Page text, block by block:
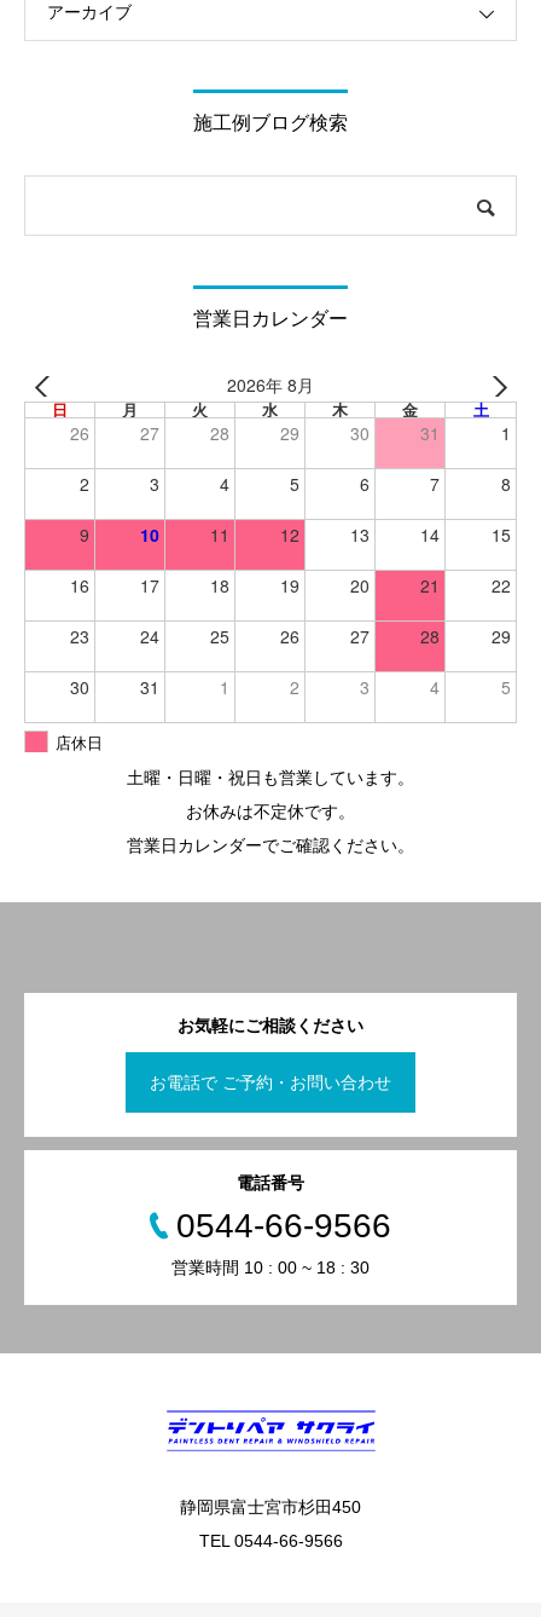
アーカイブ
施工例ブログ検索
営業日カレンダー
2026年 8月
日 月 火 水 木 金 土
26 27 28 29 30 31 1
2 3 4 5 6 7 8
9 10 11 12 13 14 15
16 17 18 19 20 21 22
23 24 25 26 27 28 29
30 31 1 2 3 4 5
店休日
土曜・日曜・祝日も営業しています。
お休みは不定休です。
営業日カレンダーでご確認ください。
お気軽にご相談ください
お電話で ご予約・お問い合わせ
電話番号
0544-66-9566
営業時間 10 : 00 ~ 18 : 30
静岡県富士宮市杉田450
TEL 0544-66-9566